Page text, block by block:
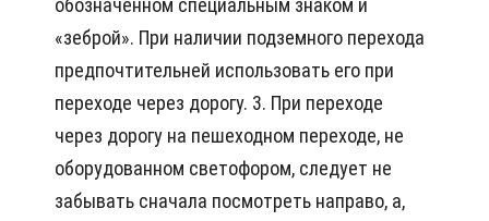
обозначенном специальным знаком и
«зеброй». При наличии подземного перехода
предпочтительней использовать его при
переходе через дорогу. 3. При переходе
через дорогу на пешеходном переходе, не
оборудованном светофором, следует не
забывать сначала посмотреть направо, а,